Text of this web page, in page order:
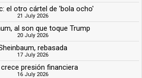
el otro cártel de 'bola ocho'
21 July 2026
al son que toque Trump
20 July 2026
rebasada
17 July 2026
crece presión financiera
16 July 2026